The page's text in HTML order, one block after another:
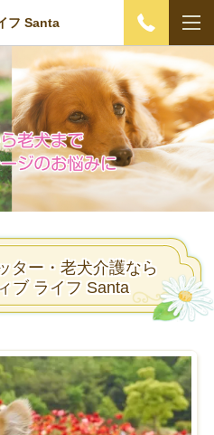
フ Santa
ター・老犬介護なら
ブ ライフ Santa